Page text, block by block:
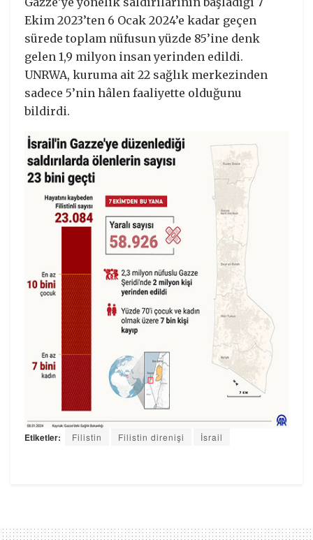
Ekim 2023’ten 6 Ocak 2024’e kadar geçen
sürede toplam nüfusun yüzde 85’ine denk
gelen 1,9 milyon insan yerinden edildi.
UNRWA, kuruma ait 22 sağlık merkezinden
sadece 5’nin hâlen faaliyette olduğunu
bildirdi.
Etiketler: Filistin Filistin direnişi İsrail